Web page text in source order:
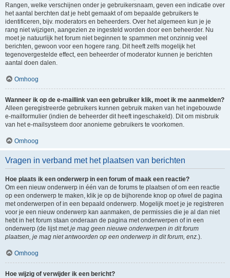
Rangen, welke verschijnen onder je gebruikersnaam, geven een indicatie over
het aantal berchten dat je hebt gemaakt of om bepaalde gebruikers te
identificeren, bijv. moderators en beheerders. Over het algemeen kun je je
rang niet wijzigen, aangezien ze ingesteld worden door een beheerder. Nu
moet je natuurlijk het forum niet beginnen te spammen met onzinnig veel
berichten, gewoon voor een hogere rang. Dit heeft zelfs mogelijk het
tegenovergestelde effect, een beheerder of moderator kunnen je berichten
aantal doen dalen.
Omhoog
Wanneer ik op de e-maillink van een gebruiker klik, moet ik me aanmelden?
Alleen geregistreerde gebruikers kunnen gebruik maken van het ingebouwde
e-mailformulier (indien de beheerder dit heeft ingeschakeld). Dit om misbruik
van het e-mailsysteem door anonieme gebruikers te voorkomen.
Omhoog
Vragen in verband met het plaatsen van berichten
Hoe plaats ik een onderwerp in een forum of maak een reactie?
Om een nieuw onderwerp in één van de forums te plaatsen of om een reactie
op een onderwerp te maken, klik je op de bijhorende knop op ofwel de pagina
met onderwerpen of in een bepaald onderwerp. Mogelijk moet je je registreren
voor je een nieuw onderwerp kan aanmaken, de permissies die je al dan niet
hebt in het forum staan onderaan de pagina met onderwerpen of in een
onderwerp (de lijst metje mag geen nieuwe onderwerpen in dit forum
plaatsen, je mag niet antwoorden op een onderwerp in dit forum, enz.).
Omhoog
Hoe wijzig of verwijder ik een bericht?